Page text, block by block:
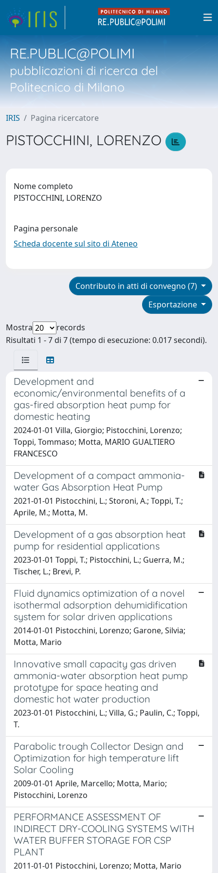
RE.PUBLIC@POLIMI
pubblicazioni di ricerca del
Politecnico di Milano
IRIS Pagina ricercatore
PISTOCCHINI, LORENZO
Nome completo
PISTOCCHINI, LORENZO
Pagina personale
Scheda docente sul sito di Ateneo
Contributo in atti di convegno (7)
Esportazione
Mostra
records
Risultati 1 - 7 di 7 (tempo di esecuzione: 0.017 secondi).
Development and
economic/environmental benefits of a
gas-fired absorption heat pump for
domestic heating
2024-01-01 Villa, Giorgio; Pistocchini, Lorenzo;
Toppi, Tommaso; Motta, MARIO GUALTIERO
FRANCESCO
Development of a compact ammonia-
water Gas Absorption Heat Pump
2021-01-01 Pistocchini, L.; Storoni, A.; Toppi, T.;
Aprile, M.; Motta, M.
Development of a gas absorption heat
pump for residential applications
2023-01-01 Toppi, T.; Pistocchini, L.; Guerra, M.;
Tischer, L.; Brevi, P.
Fluid dynamics optimization of a novel
isothermal adsorption dehumidification
system for solar driven applications
2014-01-01 Pistocchini, Lorenzo; Garone, Silvia;
Motta, Mario
Innovative small capacity gas driven
ammonia-water absorption heat pump
prototype for space heating and
domestic hot water production
2023-01-01 Pistocchini, L.; Villa, G.; Paulin, C.; Toppi,
T.
Parabolic trough Collector Design and
Optimization for high temperature lift
Solar Cooling
2009-01-01 Aprile, Marcello; Motta, Mario;
Pistocchini, Lorenzo
PERFORMANCE ASSESSMENT OF
INDIRECT DRY-COOLING SYSTEMS WITH
WATER BUFFER STORAGE FOR CSP
PLANT
2011-01-01 Pistocchini, Lorenzo; Motta, Mario